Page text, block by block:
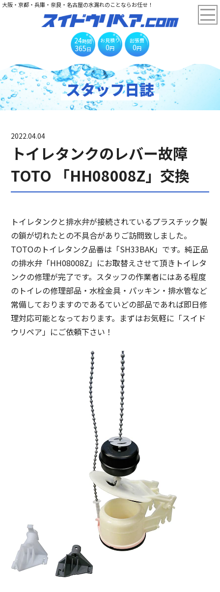
大阪・京都・兵庫・奈良・名古屋の水漏れのことならお任せ！
24時間
365日
お見積り
0円
出張費
0円
スタッフ日誌
2022.04.04
トイレタンクのレバー故障
TOTO 「HH08008Z」交換
トイレタンクと排水弁が接続されているプラスチック製
の鎖が切れたとの不具合がありご訪問致しました。
TOTOのトイレタンク品番は「SH33BAK」です。純正品
の排水弁「HH08008Z」にお取替えさせて頂きトイレタ
ンクの修理が完了です。スタッフの作業者にはある程度
のトイレの修理部品・水栓金具・パッキン・排水管など
常備しておりますのであるていどの部品であれば即日修
理対応可能となっております。まずはお気軽に「スイド
ウリペア」にご依頼下さい！